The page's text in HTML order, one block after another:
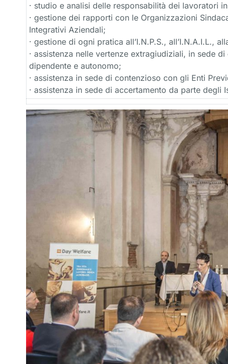
· studio e analisi delle responsabilità dei lavoratori
· gestione dei rapporti con le Organizzazioni
Integrativi Aziendali;
· gestione di ogni pratica all’I.N.P.S., all’I.N.A.I.L.,
· assistenza nelle vertenze extragiudiziali, in sede
dipendente e autonomo;
· assistenza in sede di contenzioso con gli Enti
· assistenza in sede di accertamento da parte